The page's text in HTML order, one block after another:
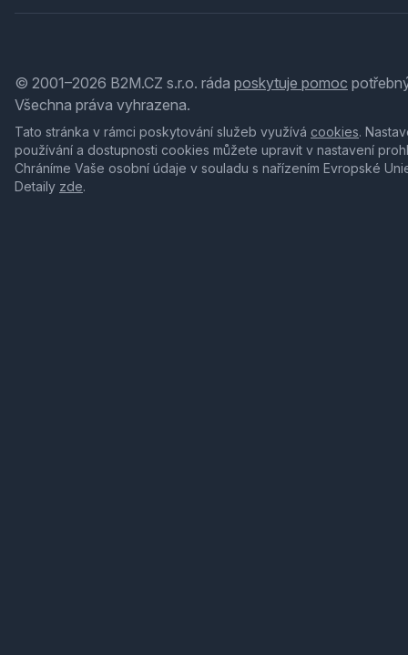
© 2001–2026 B2M.CZ s.r.o. ráda poskytuje pomoc
Všechna práva vyhrazena.
Tato stránka v rámci poskytování služeb využívá cookies.
používání a dostupnosti cookies můžete upravit v nastavení
Chráníme Vaše osobní údaje v souladu s nařízením Evropské
Detaily zde.